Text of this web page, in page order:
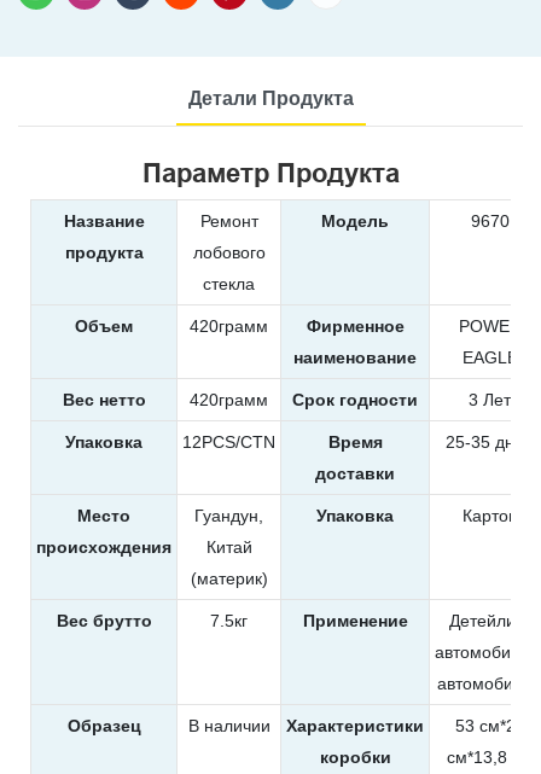
Детали Продукта
Параметр Продукта
Название
продукта
Ремонт
лобового
стекла
Модель 9670
Объем 420грамм
Фирменное
наименование
POWER
EAGLE
Вес нетто 420грамм Срок годности 3 Лет
Упаковка 12PCS/CTN
Время
доставки
25-35 дней
Место
происхождения
Гуандун,
Китай
(материк)
Упаковка Картон
Вес брутто 7.5кг Применение
Детейлинг
автомобилей
Образец В наличии
Характеристики
коробки
53 см*27
см*13,8 см